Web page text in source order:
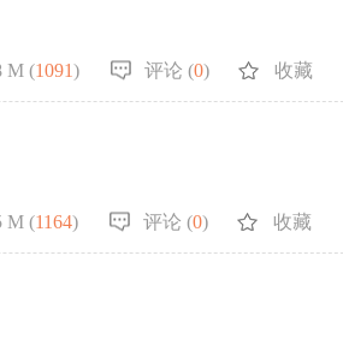
M (1091) 评论 (0) 收藏
M (1164) 评论 (0) 收藏